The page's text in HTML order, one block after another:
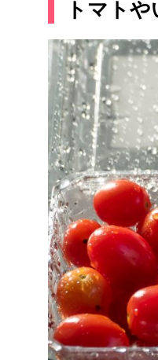
トマト